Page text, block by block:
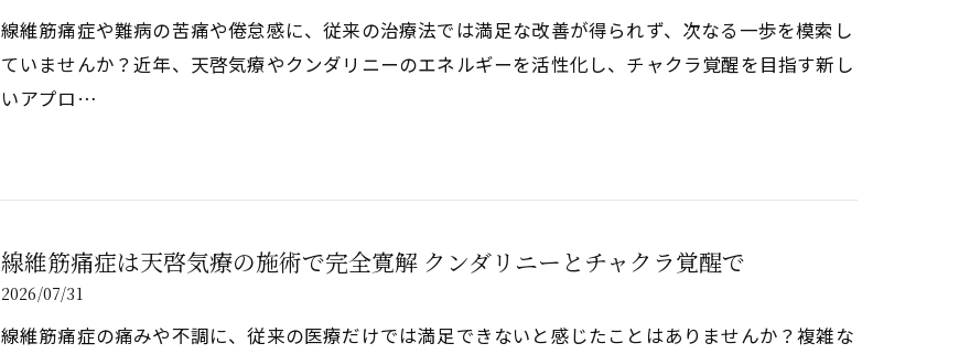
線維筋痛症や難病の苦痛や倦怠感に、従来の治療法では満足な改善が得られず、次なる一歩を模索し
ていませんか？近年、天啓気療やクンダリニーのエネルギーを活性化し、チャクラ覚醒を目指す新し
いアプロ…
線維筋痛症は天啓気療の施術で完全寛解 クンダリニーとチャクラ覚醒で
2026/07/31
線維筋痛症の痛みや不調に、従来の医療だけでは満足できないと感じたことはありませんか？複雑な